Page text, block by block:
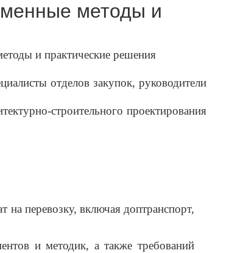
методы и
и практические решения
отделов закупок, руководители
строительного проектирования
на перевозку, включая доптранспорт,
и методик, а также требований